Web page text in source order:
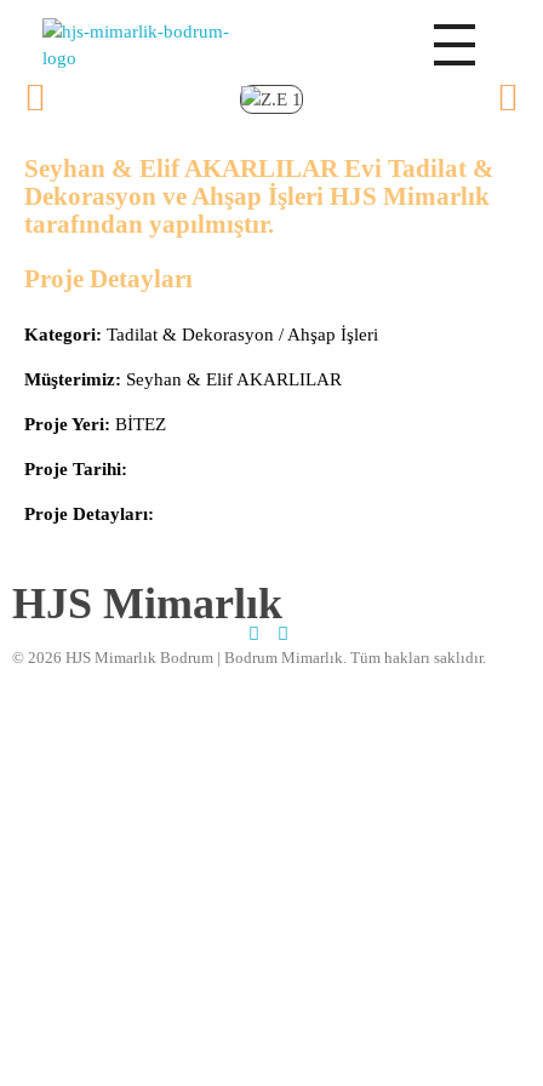
Seyhan & Elif AKARLILAR Evi Tadilat &
Dekorasyon ve Ahşap İşleri HJS Mimarlık
tarafından yapılmıştır.
Proje Detayları
Kategori: Tadilat & Dekorasyon / Ahşap İşleri
Müşterimiz: Seyhan & Elif AKARLILAR
Proje Yeri: BİTEZ
Proje Tarihi:
Proje Detayları:
HJS Mimarlık
© 2026 HJS Mimarlık Bodrum | Bodrum Mimarlık. Tüm hakları saklıdır.